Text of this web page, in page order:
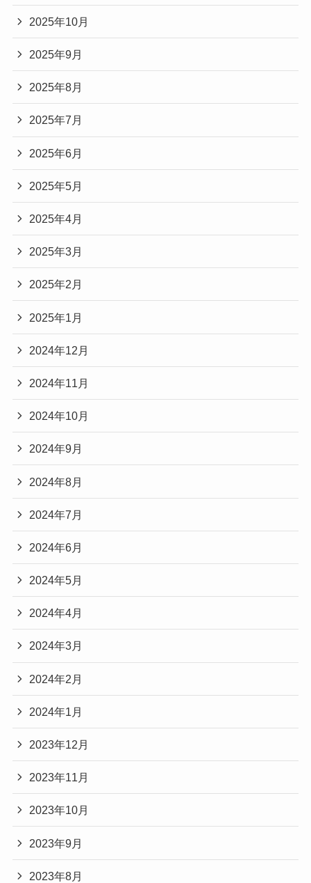
2025年10月
2025年9月
2025年8月
2025年7月
2025年6月
2025年5月
2025年4月
2025年3月
2025年2月
2025年1月
2024年12月
2024年11月
2024年10月
2024年9月
2024年8月
2024年7月
2024年6月
2024年5月
2024年4月
2024年3月
2024年2月
2024年1月
2023年12月
2023年11月
2023年10月
2023年9月
2023年8月